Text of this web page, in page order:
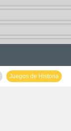
Juegos de Historia